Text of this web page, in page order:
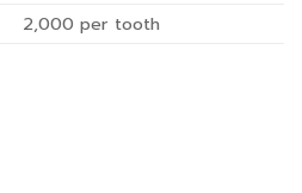
2,000 per tooth